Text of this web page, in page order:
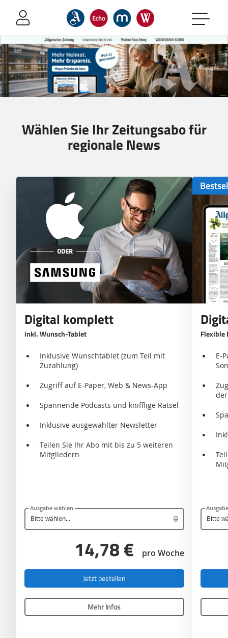
Sprung-
Navigation
direkt
zu:
Header
Inhalt
Wählen Sie Ihr Zeitungsabo für
regionale News
Bestseller-
Digital komplett
inkl. Wunsch-Tablet
Inklusive Wunschtablet (zum Teil mit
Zuzahlung)
Zugriff auf E-Paper, Web & News-App
Spannende Podcasts und knifflige Rätsel
Inklusive ausgewählter Newsletter
Teilen Sie Ihr Abo mit bis zu 5 weiteren
Mitgliedern
Ausgabe wählen
14,78 € pro Woche
Jetzt bestellen
Mehr Infos
Flexible
E-